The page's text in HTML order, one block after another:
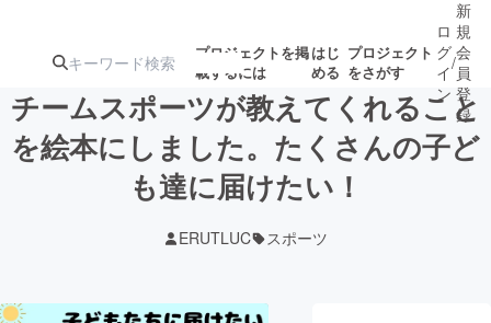
プロジェクトを掲
載するには
はじ
める
プロジェクト
をさがす
注目のリ 注目の新着プロ募集終了が近いプ
ロ
グ
イ
ン
/
新
規
会
員
登
録
チームスポーツが教えてくれること
を絵本にしました。たくさんの子ど
も達に届けたい！
ERUTLUC スポーツ